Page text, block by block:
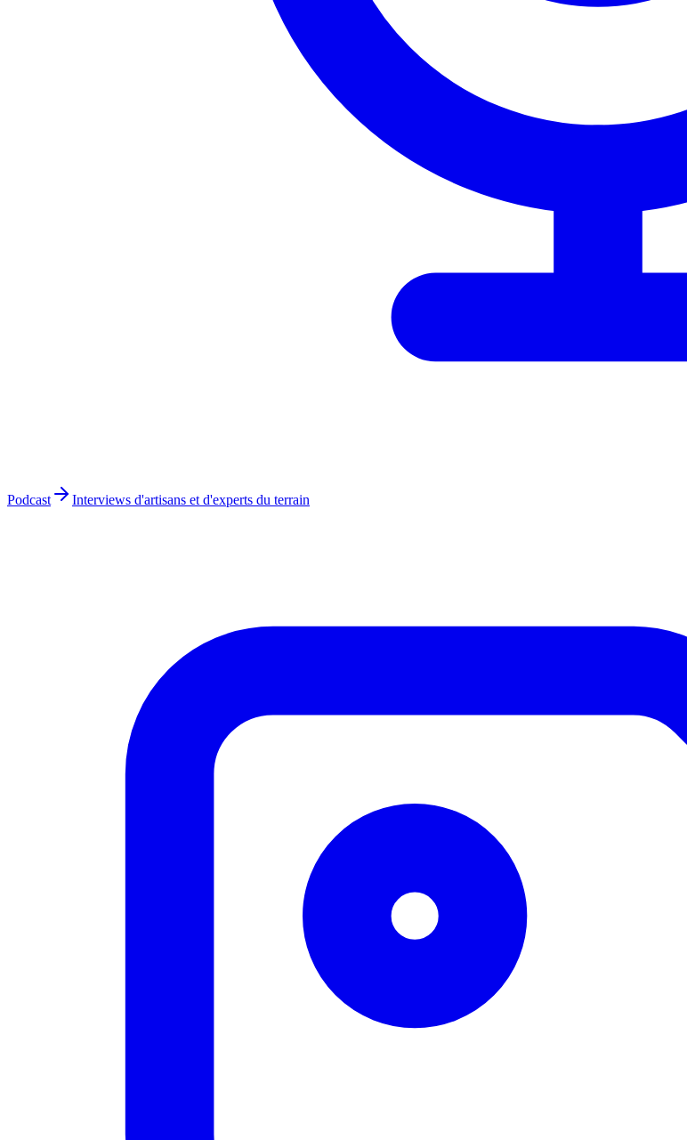
Podcast Interviews d'artisans et d'experts du terrain